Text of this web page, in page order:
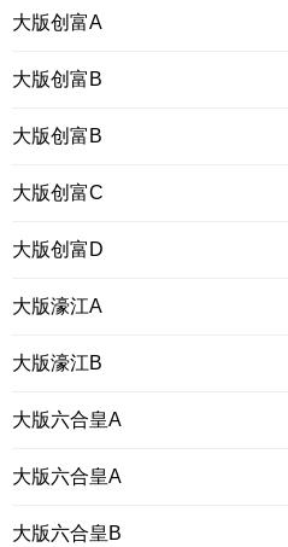
大版创富A
大版创富B
大版创富B
大版创富C
大版创富D
大版濠江A
大版濠江B
大版六合皇A
大版六合皇A
大版六合皇B